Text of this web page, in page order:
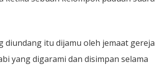
diundang itu dijamu oleh jemaat gereja
yang digarami dan disimpan selama